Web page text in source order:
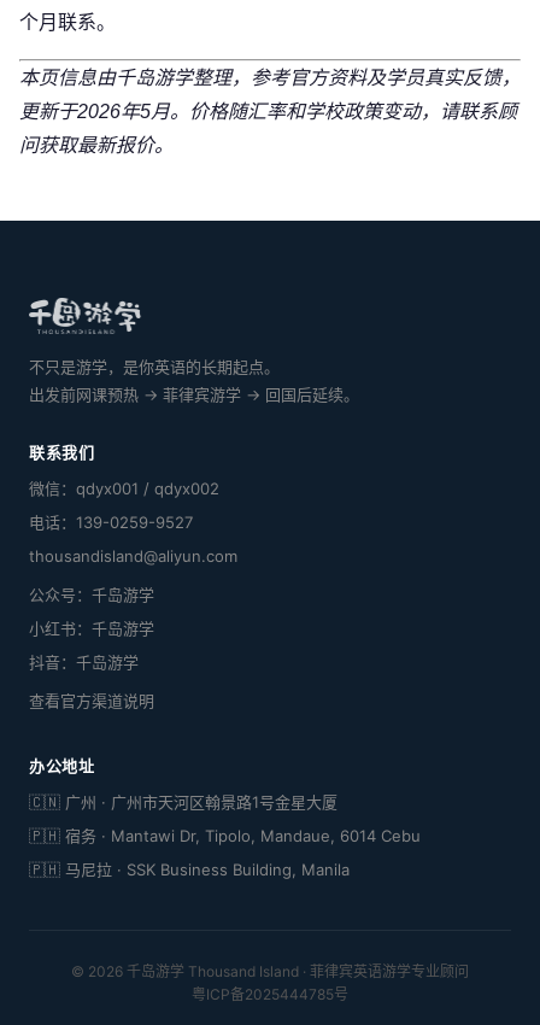
个月联系。
本页信息由千岛游学整理，参考官方资料及学员真实反馈，
更新于2026年5月。价格随汇率和学校政策变动，请联系顾
问获取最新报价。
不只是游学，是你英语的长期起点。
出发前网课预热 → 菲律宾游学 → 回国后延续。
联系我们
微信：qdyx001 / qdyx002
电话：139-0259-9527
thousandisland@aliyun.com
公众号：千岛游学
小红书：千岛游学
抖音：千岛游学
查看官方渠道说明
办公地址
🇨🇳 广州 · 广州市天河区翰景路1号金星大厦
🇵🇭 宿务 · Mantawi Dr, Tipolo, Mandaue, 6014 Cebu
🇵🇭 马尼拉 · SSK Business Building, Manila
© 2026 千岛游学 Thousand Island · 菲律宾英语游学专业顾问
粤ICP备2025444785号